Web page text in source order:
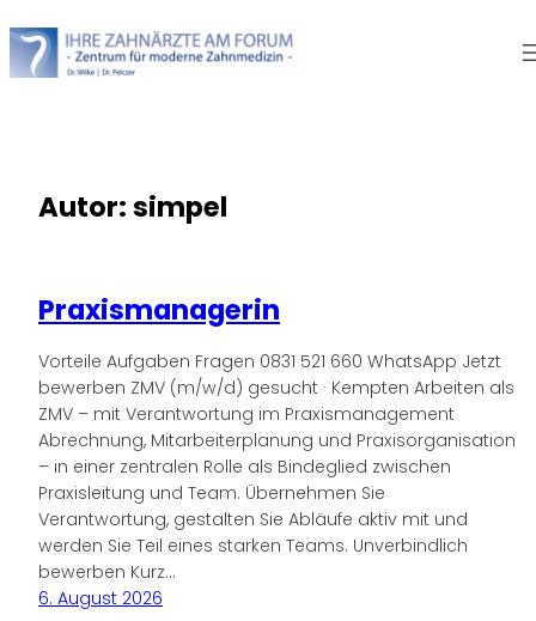
Zum
Inhalt
springen
Autor:simpel
Praxismanagerin
Vorteile Aufgaben Fragen 0831 521 660 WhatsApp Jetzt
bewerben ZMV (m/w/d) gesucht · Kempten Arbeiten als
ZMV – mit Verantwortung im Praxismanagement
Abrechnung, Mitarbeiterplanung und Praxisorganisation
– in einer zentralen Rolle als Bindeglied zwischen
Praxisleitung und Team. Übernehmen Sie
Verantwortung, gestalten Sie Abläufe aktiv mit und
werden Sie Teil eines starken Teams. Unverbindlich
bewerben Kurz…
6. August 2026